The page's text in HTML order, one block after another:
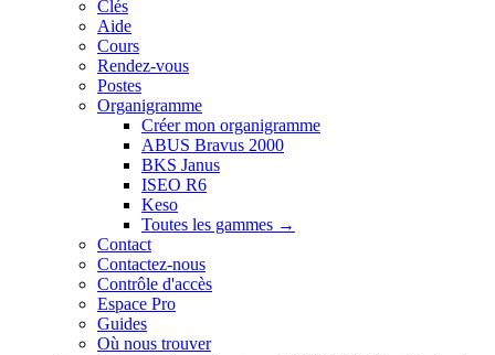
Clés
Aide
Cours
Rendez-vous
Postes
Organigramme
Créer mon organigramme
ABUS Bravus 2000
BKS Janus
ISEO R6
Keso
Toutes les gammes →
Contact
Contactez-nous
Contrôle d'accès
Espace Pro
Guides
Où nous trouver